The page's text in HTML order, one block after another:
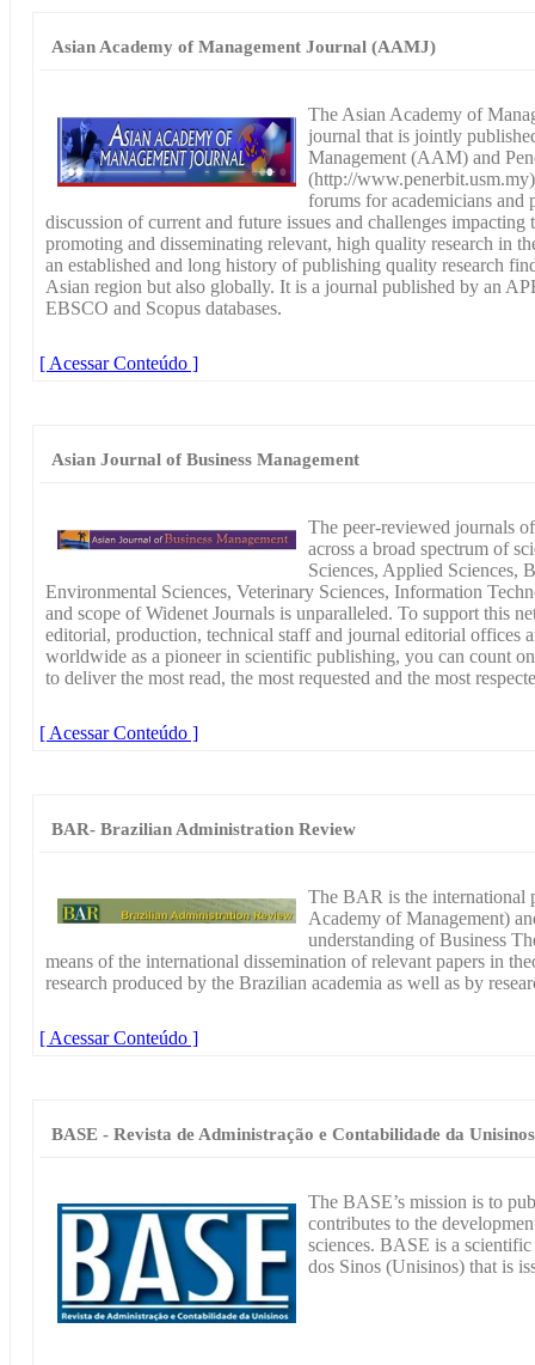
Asian Academy of Management Journal (AAMJ)
The Asian Academy of
journal that is jointly
Management (AAM) and
(http://
forums for academicians and
discussion of current and future issues and challenges impacting
promoting and disseminating relevant, high quality research in
an established and long history of publishing quality research
Asian region but also globally. It is a journal published by an
EBSCO and Scopus databases.
[ Acessar Conteúdo ]
Asian Journal of Business Management
The peer-reviewed journals
across a broad spectrum of
Sciences, Applied Sciences,
Environmental Sciences, Veterinary Sciences, Information
and scope of Widenet Journals is unparalleled. To support this
editorial, production, technical staff and journal editorial offices
worldwide as a pioneer in scientific publishing, you can count
to deliver the most read, the most requested and the most
[ Acessar Conteúdo ]
BAR- Brazilian Administration Review
The BAR is the
Academy of Management)
understanding of Business
means of the international dissemination of relevant papers in
research produced by the Brazilian academia as well as by
[ Acessar Conteúdo ]
BASE - Revista de Administração e Contabilidade da Unisinos
The BASE’s mission is to
contributes to the
sciences. BASE is a
dos Sinos (Unisinos) that is